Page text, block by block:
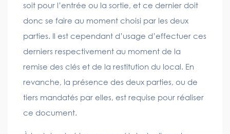
soit pour l’entrée ou la sortie, et ce dernier doit
donc se faire au moment choisi par les deux
parties. Il est cependant d’usage d’effectuer ces
derniers respectivement au moment de la
remise des clés et de la restitution du local. En
revanche, la présence des deux parties, ou de
tiers mandatés par elles, est requise pour réaliser
ce document.